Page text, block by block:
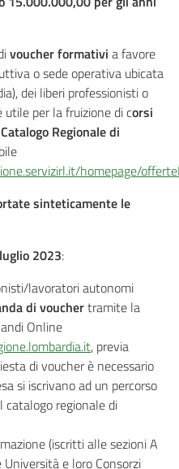
voucher formativi a favore
o sede operativa ubicata
dei liberi professionisti o
per la fruizione di corsi
Regionale di
homepage/
sinteticamente le
2023:
lavoratori autonomi
di vouchertramite la
Online
, previa
di voucher è necessario
si iscrivano ad un percorso
regionale di
(iscritti alle sezioni A
Università e loro Consorzi